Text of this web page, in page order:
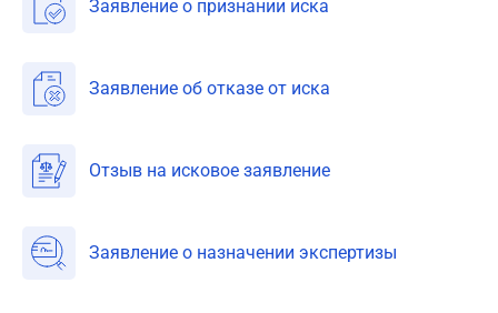
Заявление о признании иска
Заявление об отказе от иска
Отзыв на исковое заявление
Заявление о назначении экспертизы